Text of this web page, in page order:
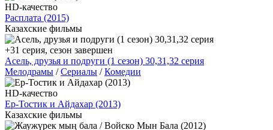
HD-качество
Расплата (2015)
Казахские фильмы
+31 серия, сезон завершен
Асель, друзья и подруги (1 сезон) 30,31,32 серия
Мелодрамы /Сериалы /Комедии
HD-качество
Ер-Тостик и Айдахар (2013)
Казахские фильмы